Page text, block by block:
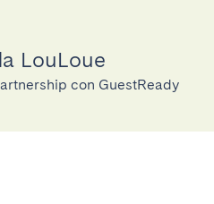
LouLoue
con GuestReady